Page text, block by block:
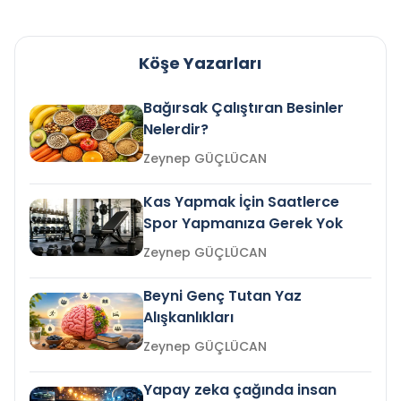
Köşe Yazarları
Bağırsak Çalıştıran Besinler
Nelerdir?
Zeynep GÜÇLÜCAN
Kas Yapmak İçin Saatlerce
Spor Yapmanıza Gerek Yok
Zeynep GÜÇLÜCAN
Beyni Genç Tutan Yaz
Alışkanlıkları
Zeynep GÜÇLÜCAN
Yapay zeka çağında insan